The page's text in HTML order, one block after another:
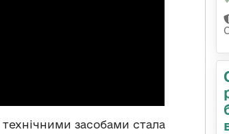
засобами стала